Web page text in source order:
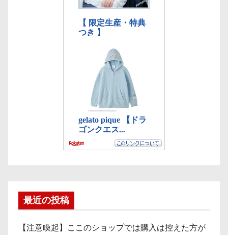
最近の投稿
【注意喚起】ここのショップでは購入は控えた方が